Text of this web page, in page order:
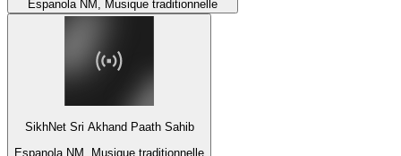
Espanola NM, Musique traditionnelle
SikhNet Sri Akhand Paath Sahib
Espanola NM, Musique traditionnelle